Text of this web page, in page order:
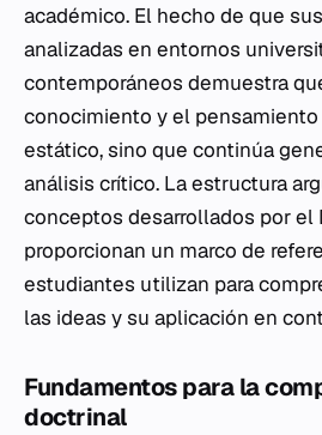
académico. El hecho de que
analizadas en entornos
contemporáneos demuestra
conocimiento y el
estático, sino que continúa
análisis crítico. La estructura
conceptos desarrollados por el
proporcionan un marco de
estudiantes utilizan para
las ideas y su aplicación en
Fundamentos para la
doctrinal